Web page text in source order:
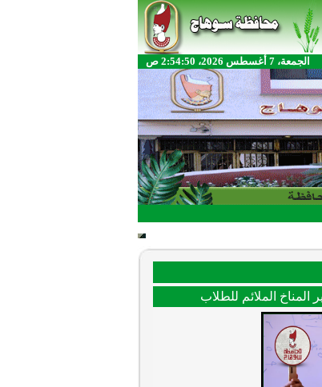
الجمعة، 7 أغسطس 2026، 2:54:50 ص
الملائم للطلاب